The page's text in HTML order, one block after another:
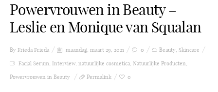
Powervrouwen in Beauty –
Leslie en Monique van Squalan
By Frieda Frieda maandag, maart 29, 2021 0 Beauty, Skincare
Facial Serum, Interview, natuurlijke cosmetica, Natuurlijke Producten,
Powervrouwen in Beauty
Permalink 0